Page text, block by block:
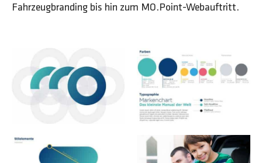
Fahrzeugbranding bis hin zum MO.Point-Webauftritt.